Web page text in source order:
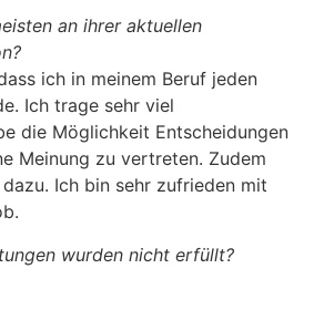
an ihrer aktuellen
ich in meinem Beruf jeden
Ich trage sehr viel
die Möglichkeit Entscheidungen
Meinung zu vertreten. Zudem
Ich bin sehr zufrieden mit
wurden nicht erfüllt?